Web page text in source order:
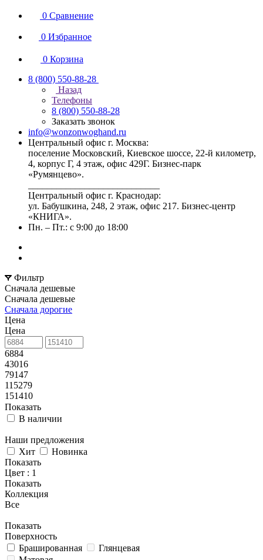
0 Сравнение
0 Избранное
0 Корзина
8 (800) 550-88-28
Назад
Телефоны
8 (800) 550-88-28
Заказать звонок
info@wonzonwoghand.ru
Центральный офис г. Москва:
поселение Московский, Киевское шоссе, 22-й километр,
4, корпус Г, 4 этаж, офис 429Г. Бизнес-парк
«Румянцево».
Центральный офис г. Краснодар:
ул. Бабушкина, 248, 2 этаж, офис 217. Бизнес-центр
«КНИГА».
Пн. – Пт.: с 9:00 до 18:00
Фильтр
Сначала дешевые
Сначала дешевые
Сначала дорогие
Цена
Цена
6884
43016
79147
115279
151410
Показать
В наличии
Наши предложения
Хит
Новинка
Показать
Цвет : 1
Показать
Коллекция
Все
Показать
Поверхность
Брашированная
Глянцевая